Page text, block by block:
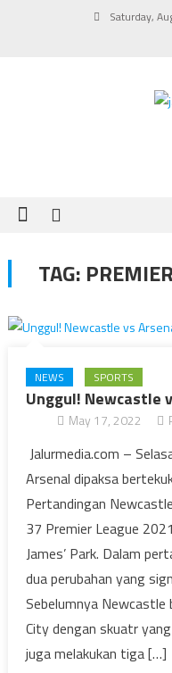
Saturday,
TAG:
NEWS SPORTS
Unggul! Newcastle
May 17, 2022
Jalurmedia.com –
Arsenal dipaksa
Pertandingan
37 Premier League
James’ Park. Dalam
dua perubahan yang
Sebelumnya
City dengan skuatr
juga melakukan tiga […]